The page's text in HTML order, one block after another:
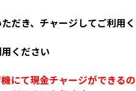
だき、チャージしてご利用く
ください
にて現金チャージができるの